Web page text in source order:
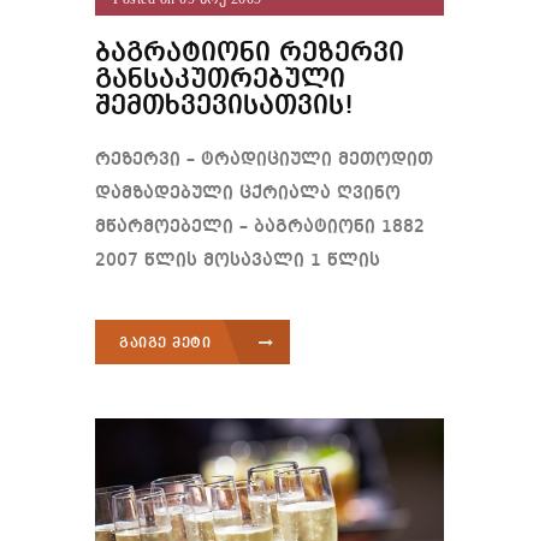
ბაგრატიონი რეზერვი
განსაკუთრებული
შემთხვევისათვის!
რეზერვი – ტრადიციული მეთოდით
დამზადებული ცქრიალა ღვინო
მწარმოებელი – ბაგრატიონი 1882
2007 წლის მოსავალი 1 წლის
გაიგე მეტი